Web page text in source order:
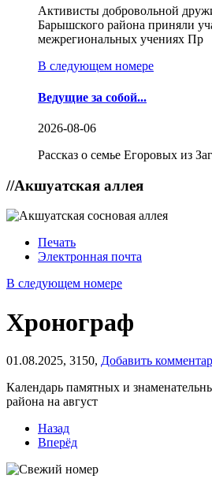
Активисты добровольной
Барышского района приняли
межрегиональных учениях Пр
В следующем номере
Ведущие за собой...
2026-08-06
Рассказ о семье Егоровых из
//Акшуатская аллея
Печать
Электронная почта
В следующем номере
Хронограф
01.08.2025, 3150, Добавить
Календарь памятных и
района на август
Назад
Вперёд